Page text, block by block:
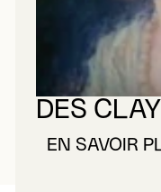
DES
EN SAVOIR
À